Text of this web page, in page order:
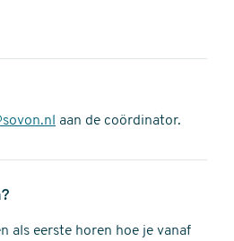
aan de coördinator.
als eerste horen hoe je vanaf